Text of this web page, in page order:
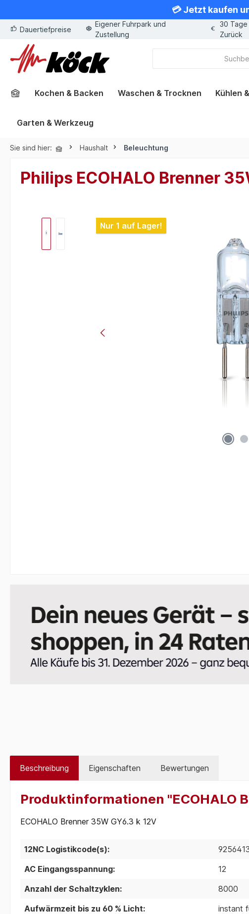
💳 Jetzt kaufen
Dauertiefpreise
Eigener Fuhrpark und
Zustellung
30
Zurück
Kochen & Backen Waschen & Trocknen Kühlen
Garten & Werkzeug
Sie sind hier: Haushalt Beleuchtung
Philips ECOHALO Brenner
Bildergalerie überspringenNur 1 auf Lager!
Beschreibung Eigenschaften Bewertungen
Produktinformationen "ECOHALO
ECOHALO Brenner 35W GY6.3 k 12V
12NC Logistikcode(s):
AC Eingangsspannung:
12
Anzahl der Schaltzyklen:
8000
Aufwärmzeit bis zu 60 % Licht:
instant